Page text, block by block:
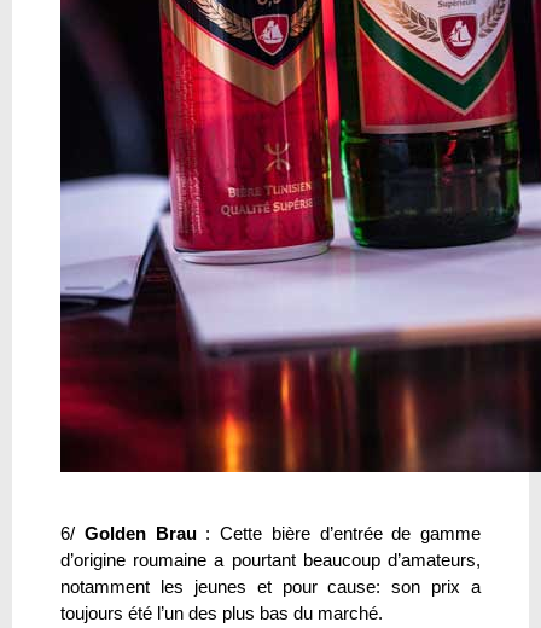
6/ Golden Brau: Cette bière d’entrée de gamme
d’origine roumaine a pourtant beaucoup d’amateurs,
notamment les jeunes et pour cause: son prix a
toujours été l’un des plus bas du marché.